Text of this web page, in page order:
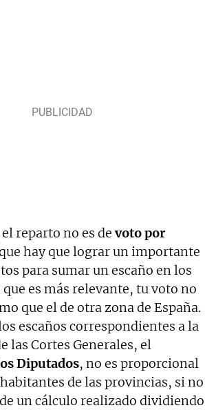
reparto no es devoto por
hay que lograr un importante
para sumar un escaño en los
es más relevante, tu voto no
que el de otra zona de España.
escaños correspondientes a la
las Cortes Generales, el
Diputados, no es proporcional
de las provincias, si no
un cálculo realizado dividiendo